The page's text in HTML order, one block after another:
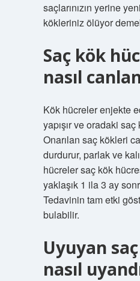
saçlarınızın yerine
kökleriniz ölüyor
Saç kök
nasıl
Kök hücreler enjekte
yapışır ve oradaki saç
Onarılan saç kökleri
durdurur, parlak ve
hücreler saç kök
yaklaşık 1 ila 3 ay
Tedavinin tam etki
bulabilir.
Uyuyan
nasıl